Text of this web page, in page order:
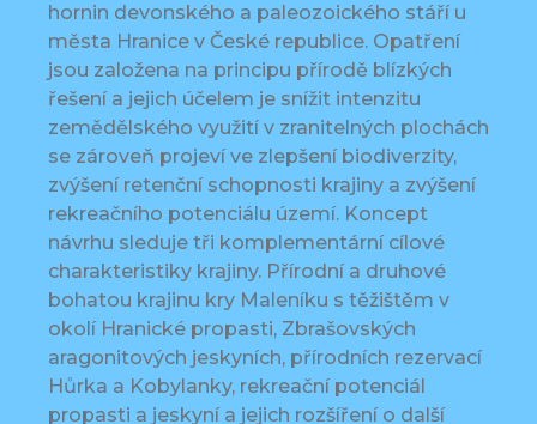
hornin devonského a paleozoického stáří u
města Hranice v České republice. Opatření
jsou založena na principu přírodě blízkých
řešení a jejich účelem je snížit intenzitu
zemědělského využití v zranitelných plochách
se zároveň projeví ve zlepšení biodiverzity,
zvýšení retenční schopnosti krajiny a zvýšení
rekreačního potenciálu území. Koncept
návrhu sleduje tři komplementární cílové
charakteristiky krajiny. Přírodní a druhové
bohatou krajinu kry Maleníku s těžištěm v
okolí Hranické propasti, Zbrašovských
aragonitových jeskyních, přírodních rezervací
Hůrka a Kobylanky, rekreační potenciál
propasti a jeskyní a jejich rozšíření o další